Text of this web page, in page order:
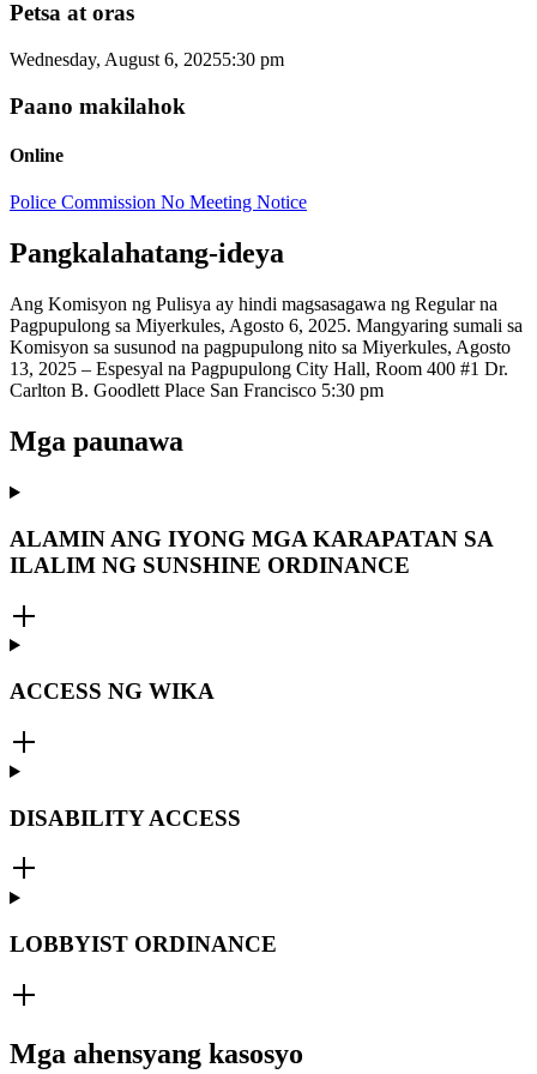
Petsa at oras
Wednesday, August 6, 20255:30 pm
Paano makilahok
Online
Police Commission No Meeting Notice
Pangkalahatang-ideya
Ang Komisyon ng Pulisya ay hindi magsasagawa ng Regular na
Pagpupulong sa Miyerkules, Agosto 6, 2025. Mangyaring sumali sa
Komisyon sa susunod na pagpupulong nito sa Miyerkules, Agosto
13, 2025 – Espesyal na Pagpupulong City Hall, Room 400 #1 Dr.
Carlton B. Goodlett Place San Francisco 5:30 pm
Mga paunawa
ALAMIN ANG IYONG MGA KARAPATAN SA
ILALIM NG SUNSHINE ORDINANCE
ACCESS NG WIKA
DISABILITY ACCESS
LOBBYIST ORDINANCE
Mga ahensyang kasosyo